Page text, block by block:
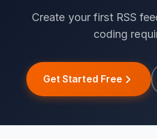
Create your first RSS
coding
Get Started Free